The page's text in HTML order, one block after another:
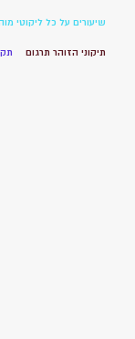
שיעורים על כל ליקוטי
תיקוני הזוהר תרגום